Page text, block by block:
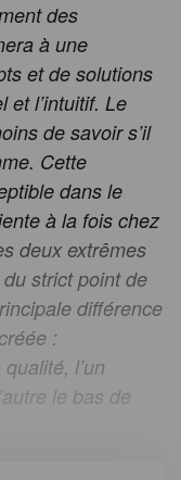
des
à une
et de solutions
et l’intuitif. Le
de savoir s’il
Cette
dans le
à la fois chez
deux extrêmes
du strict point de
différence
:
l’un
le bas de